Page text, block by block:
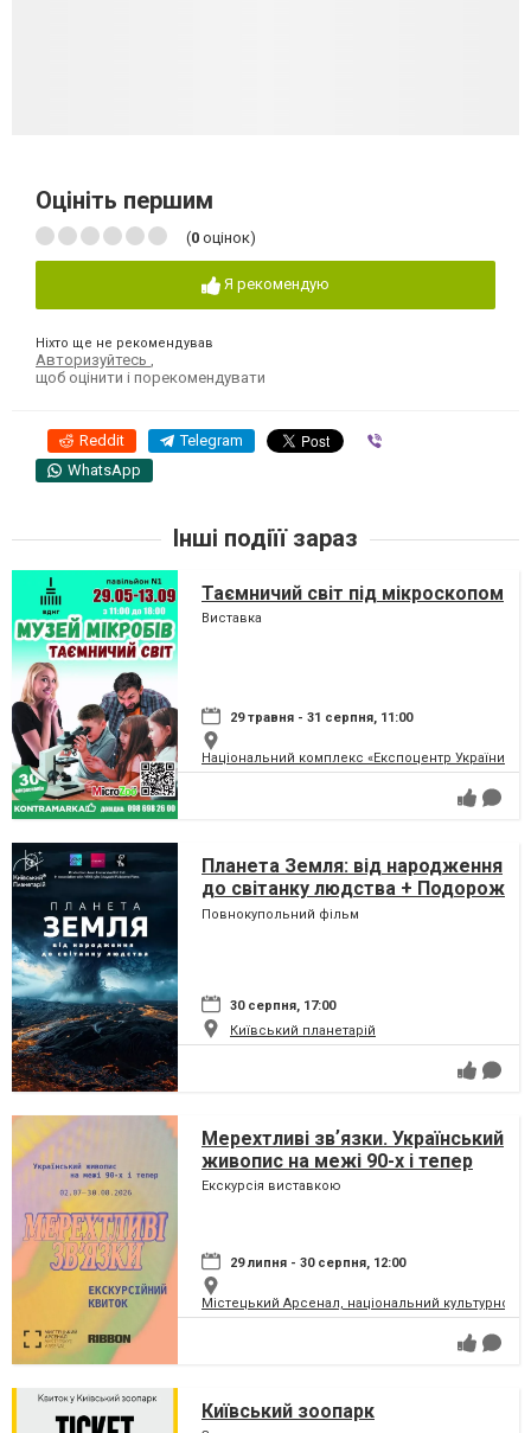
Оцініть першим
(0 оцінок)
Я рекомендую
Ніхто ще не рекомендував
Авторизуйтесь
щоб оцінити і порекомендувати
Reddit Telegram
WhatsApp
Інші подіїї зараз
Таємничий світ під мікроскопом
Виставка
29 травня - 31 серпня, 11:00
Національний комплекс «Експоцентр України»
Планета Земля: від народження
до світанку людства + Подорож
сузір'ями (класична програма)
Повнокупольний фільм
30 серпня, 17:00
Київський планетарій
Мерехтливі звʼязки. Український
живопис на межі 90-х і тепер
Екскурсія виставкою
29 липня - 30 серпня, 12:00
Містецький Арсенал, національний культурно-
Київський зоопарк